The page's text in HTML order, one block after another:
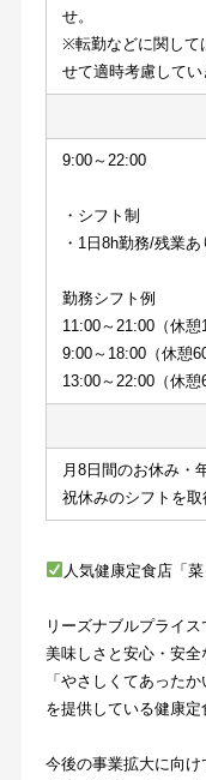
せ。
※転勤などに関して
せて適時考慮してい
9:00～22:00
・シフト制
・1日8h勤務/残業あ
勤務シフト例
11:00～21:00（休憩
9:00～18:00（休憩60
13:00～22:00（休憩
月8日間のお休み・
祝休みのシフトを
人気健康定食店「
リーズナブルプライス
美味しさと安心・安全
「やさしくてあった
を提供している健康定
今後の事業拡大に向け